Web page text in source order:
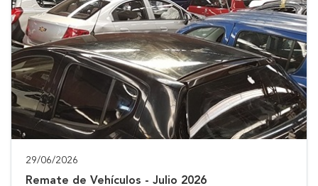
29/06/2026
Remate de Vehículos - Julio 2026